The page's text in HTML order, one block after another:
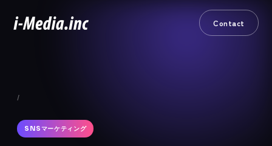
Contact
/
SNSマーケティング